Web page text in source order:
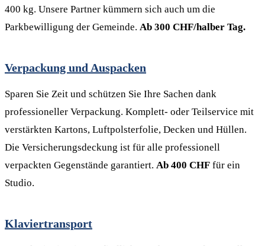
400 kg. Unsere Partner kümmern sich auch um die
Parkbewilligung der Gemeinde. Ab 300 CHF/halber Tag.
Verpackung und Auspacken
Sparen Sie Zeit und schützen Sie Ihre Sachen dank
professioneller Verpackung. Komplett- oder Teilservice mit
verstärkten Kartons, Luftpolsterfolie, Decken und Hüllen.
Die Versicherungsdeckung ist für alle professionell
verpackten Gegenstände garantiert. Ab 400 CHF für ein
Studio.
Klaviertransport